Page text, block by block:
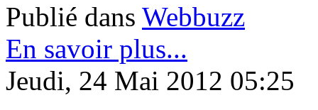
Publié dans Webbuzz
En savoir plus...
Jeudi, 24 Mai 2012 05:25